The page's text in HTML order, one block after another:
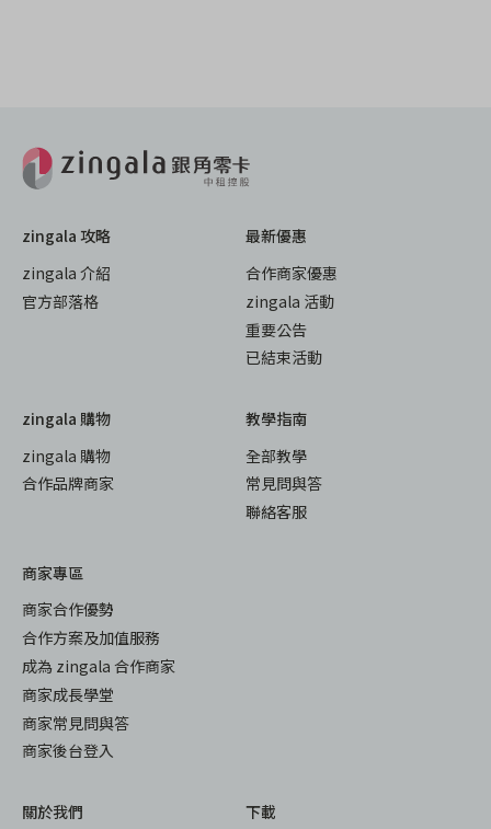
zingala 攻略
zingala 介紹
官方部落格
最新優惠
合作商家優惠
zingala 活動
重要公告
已結束活動
zingala 購物
zingala 購物
合作品牌商家
教學指南
全部教學
常見問與答
聯絡客服
商家專區
商家合作優勢
合作方案及加值服務
成為 zingala 合作商家
商家成長學堂
商家常見問與答
商家後台登入
關於我們 下載